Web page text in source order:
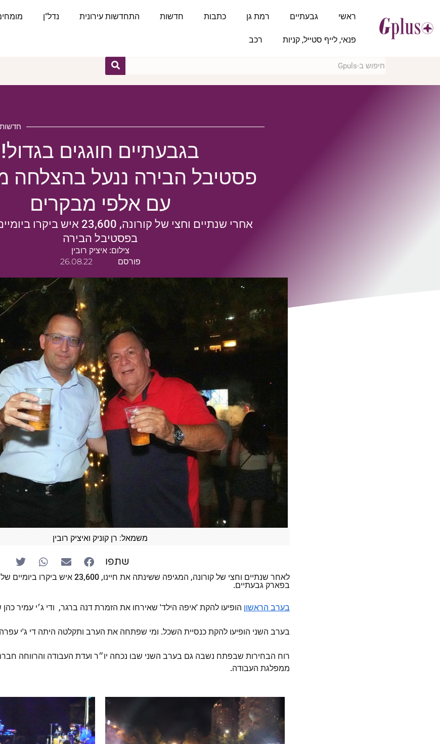
ראשי גבעתיים רמת גן כתבות חדשות התחדשות עירונית נדל"ן
פנאי, לייף סטייל, קניות רכב
בגבעתיים חוגגים בגדול!
פסטיבל הבירה ננעל בהצלחה
עם אלפי מבקרים
אחרי שנתיים וחצי של קורונה, 23,600
בפסטיבל הבירה
צילום: איציק רובין
פורסם
26.08.22
משמאל: רן קוניק ואיציק רובין
שתפו
לאחר שנתיים וחצי של קורונה, המגיפה ששינתה את
בפארק גבעתיים.
בערב הראשון הופיעו להקת 'איפה הילד' שאירחו את הזמרת דנה ברגר, ודי ג׳י עמיר
בערב השני הופיעו להקת כנסיית השכל. ומי שפתחה את הערב ותקלטה היתה די ג'י
רוח הבחירות שבפתח נשבה גם בערב השני שבו נכחה יו״ר ועדת העבודה והרווחה
ממפלגת העבודה.